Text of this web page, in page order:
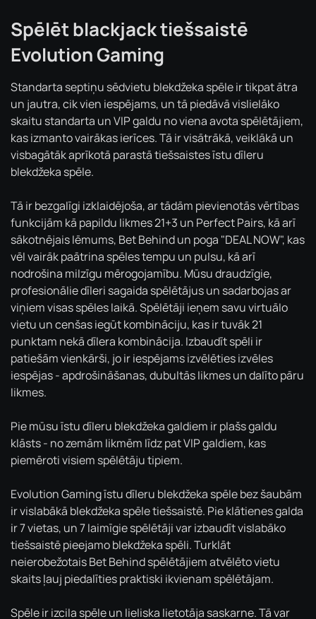
Spēlēt blackjack tiešsaistē
Evolution Gaming
Standarta septiņu sēdvietu blekdžeka spēle ir tikpat ātra
un jautra, cik vien iespējams, un tā piedāvā vislielāko
skaitu standarta un VIP galdu no viena avota spēlētājiem,
kas izmanto vairākas ierīces. Tā ir visātrākā, veiklākā un
visbagātāk aprīkotā parastā tiešsaistes īstu dīleru
blekdžeka spēle.
Tā ir bezgalīgi izklaidējoša, ar tādām pievienotās vērtības
funkcijām kā papildu likmes 21+3 un Perfect Pairs, kā arī
sākotnējais lēmums, Bet Behind un poga "DEAL NOW", kas
vēl vairāk paātrina spēles tempu un pulsu, kā arī
nodrošina milzīgu mērogojamību. Mūsu draudzīgie,
profesionālie dīleri sagaida spēlētājus un sadarbojas ar
viņiem visas spēles laikā. Spēlētāji ieņem savu virtuālo
vietu un cenšas iegūt kombināciju, kas ir tuvāk 21
punktam nekā dīlera kombinācija. Izbaudīt spēli ir
patiešām vienkārši, jo ir iespējams izvēlēties izvēles
iespējas - apdrošināšanas, dubultās likmes un dalīto pāru
likmes.
Pie mūsu īstu dīleru blekdžeka galdiem ir plašs galdu
klāsts - no zemām likmēm līdz pat VIP galdiem, kas
piemēroti visiem spēlētāju tipiem.
Evolution Gaming īstu dīleru blekdžeka spēle bez šaubām
ir vislabākā blekdžeka spēle tiešsaistē. Pie klātienes galda
ir 7 vietas, un 7 laimīgie spēlētāji var izbaudīt vislabāko
tiešsaistē pieejamo blekdžeka spēli. Turklāt
neierobežotais Bet Behind spēlētājiem atvēlēto vietu
skaits ļauj piedalīties praktiski ikvienam spēlētājam.
Spēle ir izcila spēle un lieliska lietotāja saskarne. Tā var